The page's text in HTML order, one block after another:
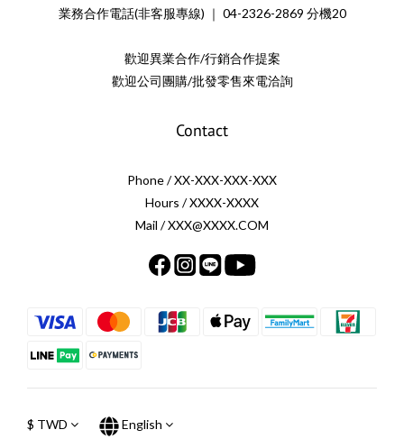
業務合作電話(非客服專線) ｜ 04-2326-2869 分機20
歡迎異業合作/行銷合作提案
歡迎公司團購/批發零售來電洽詢
Contact
Phone / XX-XXX-XXX-XXX
Hours / XXXX-XXXX
Mail / XXX@XXXX.COM
$ TWD English